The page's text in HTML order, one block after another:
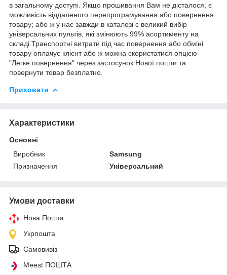
в загальному доступі. Якщо прошивання Вам не дісталося, є
можливість віддаленого перепрограмування або повернення
товару; або ж у нас завжди в каталозі є великий вибір
універсальних пультів, які змінюють 99% асортименту на
складі.Транспортні витрати під час повернення або обміні
товару оплачує клієнт або ж можна скористатися опцією
"Легке повернення" через застосунок Нової пошти та
повернути товар безплатно.
Приховати
Характеристики
Основні
Виробник
Samsung
Призначення
Універсальний
Умови доставки
Нова Пошта
Укрпошта
Самовивіз
Meest ПОШТА